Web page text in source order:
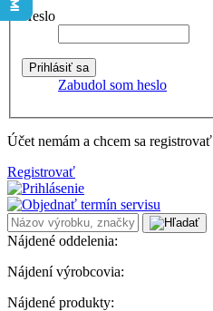
Heslo
Zabudol som heslo
Účet nemám a chcem sa registrovať
Registrovať
Nájdené oddelenia:
Nájdení výrobcovia:
Nájdené produkty: